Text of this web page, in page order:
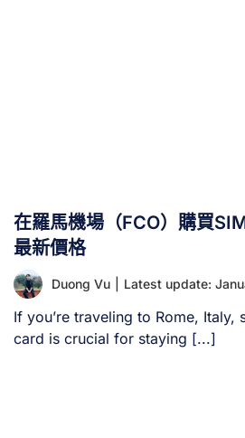
在羅馬機場（FCO）購買
最新價格
Duong Vu Latest update:
If you’re traveling to Rome, Italy,
card is crucial for staying [...]